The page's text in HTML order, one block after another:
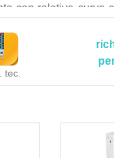
con relative curve
dei detriti
pubbliche
per eseguire
tec.